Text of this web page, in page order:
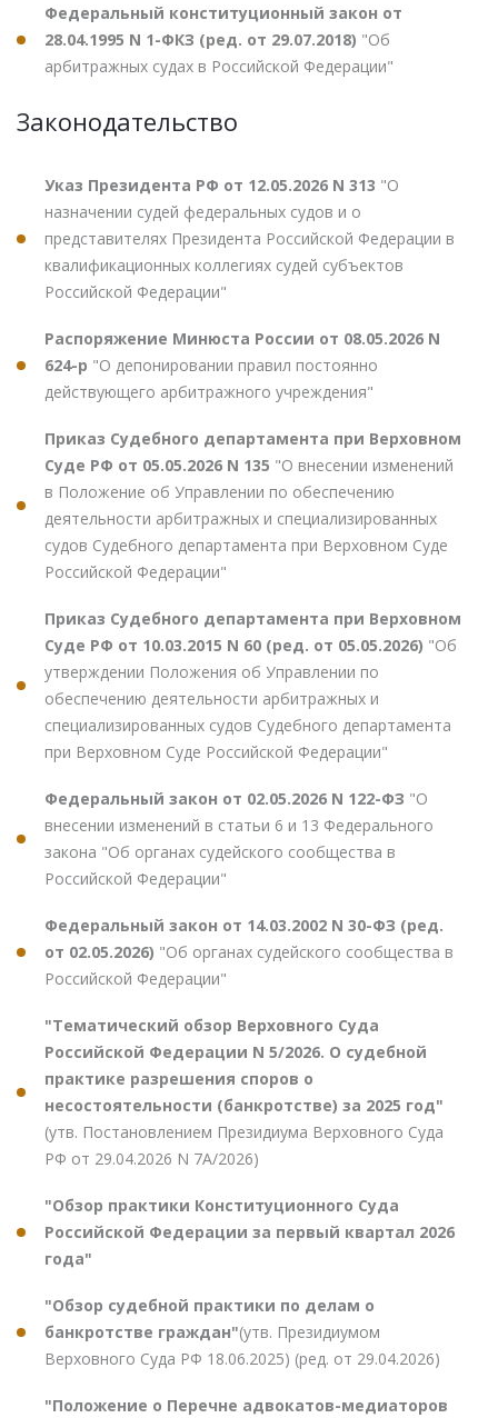
Федеральный конституционный закон от
28.04.1995 N 1-ФКЗ (ред. от 29.07.2018) "Об
арбитражных судах в Российской Федерации"
Законодательство
Указ Президента РФ от 12.05.2026 N 313 "О
назначении судей федеральных судов и о
представителях Президента Российской Федерации в
квалификационных коллегиях судей субъектов
Российской Федерации"
Распоряжение Минюста России от 08.05.2026 N
624-р "О депонировании правил постоянно
действующего арбитражного учреждения"
Приказ Судебного департамента при Верховном
Суде РФ от 05.05.2026 N 135 "О внесении изменений
в Положение об Управлении по обеспечению
деятельности арбитражных и специализированных
судов Судебного департамента при Верховном Суде
Российской Федерации"
Приказ Судебного департамента при Верховном
Суде РФ от 10.03.2015 N 60 (ред. от 05.05.2026) "Об
утверждении Положения об Управлении по
обеспечению деятельности арбитражных и
специализированных судов Судебного департамента
при Верховном Суде Российской Федерации"
Федеральный закон от 02.05.2026 N 122-ФЗ "О
внесении изменений в статьи 6 и 13 Федерального
закона "Об органах судейского сообщества в
Российской Федерации"
Федеральный закон от 14.03.2002 N 30-ФЗ (ред.
от 02.05.2026) "Об органах судейского сообщества в
Российской Федерации"
"Тематический обзор Верховного Суда
Российской Федерации N 5/2026. О судебной
практике разрешения споров о
несостоятельности (банкротстве) за 2025 год"
(утв. Постановлением Президиума Верховного Суда
РФ от 29.04.2026 N 7А/2026)
"Обзор практики Конституционного Суда
Российской Федерации за первый квартал 2026
года"
"Обзор судебной практики по делам о
банкротстве граждан"(утв. Президиумом
Верховного Суда РФ 18.06.2025) (ред. от 29.04.2026)
"Положение о Перечне адвокатов-медиаторов